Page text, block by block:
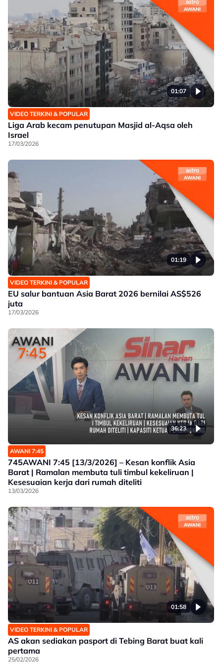
01:07
VIDEO TERKINI & POPULAR
Liga Arab kecam penutupan Masjid al-Aqsa oleh
Israel
17/03/2026
01:19
VIDEO TERKINI & POPULAR
EU salur bantuan Asia Barat 2026 bernilai AS$526
juta
17/03/2026
36:23
AWANI 7:45
745AWANI 7:45 [13/3/2026] – Kesan konflik Asia
Barat | Ramalan membuta tuli timbul kekeliruan |
Kesesuaian kerja dari rumah diteliti
13/03/2026
01:58
VIDEO TERKINI & POPULAR
AS akan sediakan pasport di Tebing Barat buat kali
pertama
25/02/2026